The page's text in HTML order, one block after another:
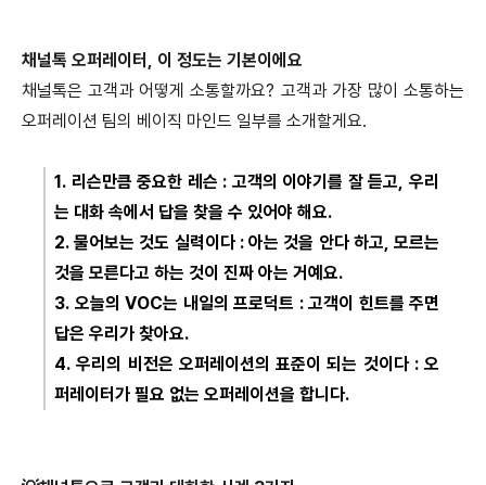
채널톡 오퍼레이터, 이 정도는 기본이에요
채널톡은 고객과 어떻게 소통할까요? 고객과 가장 많이 소통하는
오퍼레이션 팀의 베이직 마인드 일부를 소개할게요.
1. 리슨만큼 중요한 레슨 : 고객의 이야기를 잘 듣고, 우리
는 대화 속에서 답을 찾을 수 있어야 해요.
2. 물어보는 것도 실력이다 : 아는 것을 안다 하고, 모르는
것을 모른다고 하는 것이 진짜 아는 거예요.
3. 오늘의 VOC는 내일의 프로덕트 : 고객이 힌트를 주면
답은 우리가 찾아요.
4. 우리의 비전은 오퍼레이션의 표준이 되는 것이다 : 오
퍼레이터가 필요 없는 오퍼레이션을 합니다.